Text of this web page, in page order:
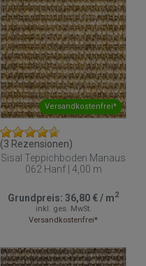
Versandkostenfrei*
(3 Rezensionen)
Sisal Teppichboden Manaus
062 Hanf | 4,00 m
Grundpreis: 36,80 €/ m2
inkl. ges. MwSt.
Versandkostenfrei*